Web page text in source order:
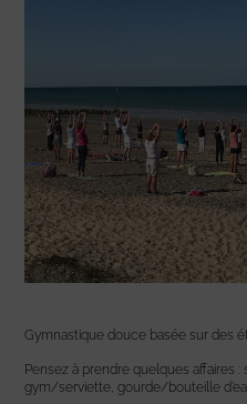
Gymnastique douce basée sur des
Pensez à prendre quelques affaires
gym/serviette, gourde/bouteille